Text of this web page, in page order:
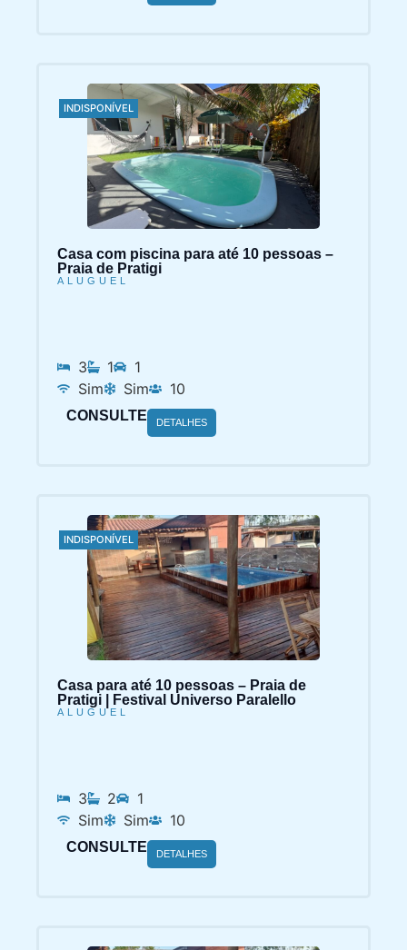
INDISPONÍVEL
Casa com piscina para até 10 pessoas –
Praia de Pratigi
ALUGUEL
3 1
1
Sim
Sim 10
CONSULTE DETALHES
INDISPONÍVEL
Casa para até 10 pessoas – Praia de
Pratigi | Festival Universo Paralello
ALUGUEL
3 2
1
Sim
Sim 10
CONSULTE DETALHES